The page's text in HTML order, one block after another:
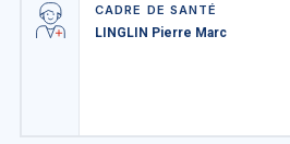
CADRE DE SANTÉ
LINGLIN Pierre Marc